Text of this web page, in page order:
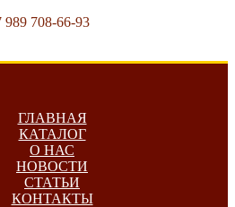
989 708-66-93
ГЛАВНАЯ
КАТАЛОГ
О НАС
НОВОСТИ
СТАТЬИ
КОНТАКТЫ